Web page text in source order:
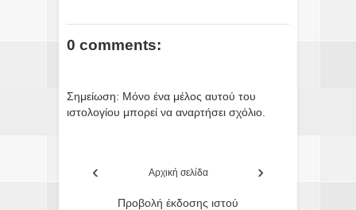
0 comments:
Σημείωση: Μόνο ένα μέλος αυτού του
ιστολογίου μπορεί να αναρτήσει σχόλιο.
‹ ›
Αρχική σελίδα
Προβολή έκδοσης ιστού